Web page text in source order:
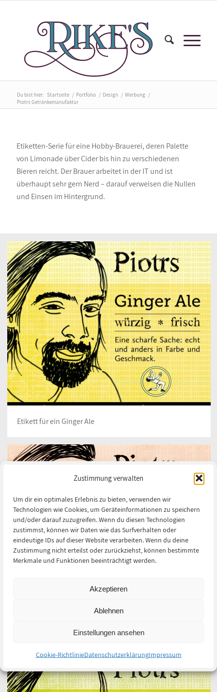
Zustimmung verwalten
Um dir ein optimales Erlebnis zu bieten, verwenden wir
Technologien wie Cookies, um Geräteinformationen zu speichern
und/oder darauf zuzugreifen. Wenn du diesen Technologien
zustimmst, können wir Daten wie das Surfverhalten oder
eindeutige IDs auf dieser Website verarbeiten. Wenn du deine
Zustimmung nicht erteilst oder zurückziehst, können bestimmte
Merkmale und Funktionen beeinträchtigt werden.
Akzeptieren
Ablehnen
Einstellungen ansehen
Cookie-RichtlinieDatenschutzerklärungImpressum
Du bist hier: Startseite / Portfolio / Design / Werbung /
Piotrs Getränkemanufaktur
Etiketten-Serie für eine Hobby-Brauerei, deren Palette
von Limonade über Cider bis hin zu verschiedenen
Bieren reicht. Der Brauer arbeitet in der IT und ist
überhaupt sehr gern Nerd – darauf verweisen die Nullen
und Einsen im Hintergrund.
Etikett für ein Ginger Ale